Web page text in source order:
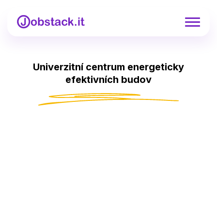
Univerzitní centrum energeticky
efektivních budov